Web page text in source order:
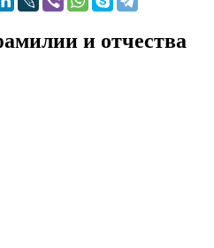
и отчества